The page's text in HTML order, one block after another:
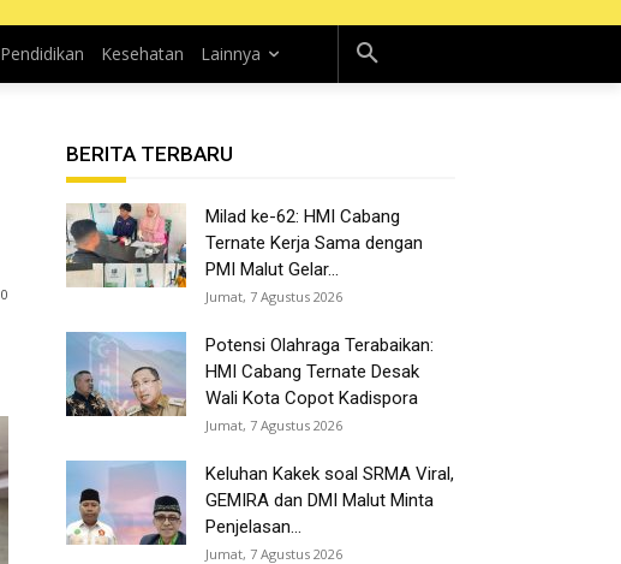
Pendidikan Kesehatan Lainnya
0
BERITA TERBARU
Milad ke-62: HMI Cabang
Ternate Kerja Sama dengan
PMI Malut Gelar...
Jumat, 7 Agustus 2026
Potensi Olahraga Terabaikan:
HMI Cabang Ternate Desak
Wali Kota Copot Kadispora
Jumat, 7 Agustus 2026
Keluhan Kakek soal SRMA Viral,
GEMIRA dan DMI Malut Minta
Penjelasan...
Jumat, 7 Agustus 2026